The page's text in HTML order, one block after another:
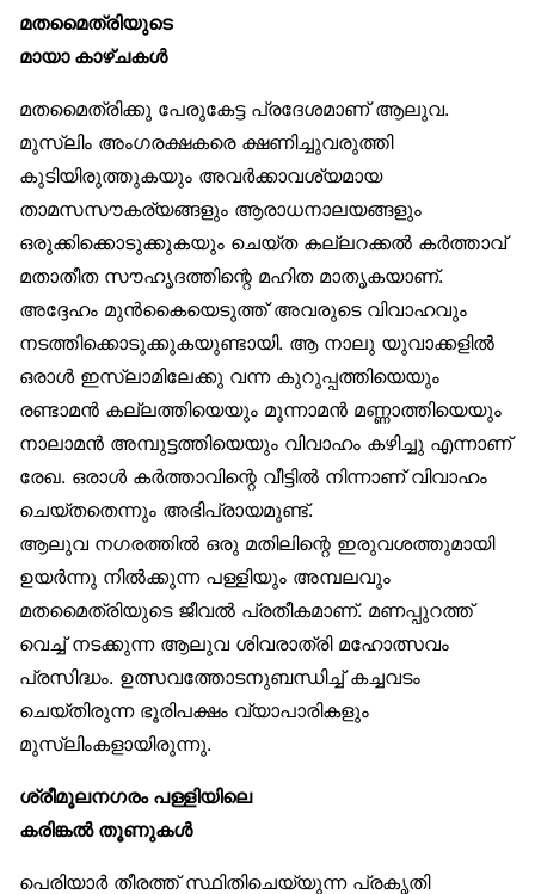
മതമൈത്രിയുടെ
മായാ കാഴ്ചകൾ
മതമൈത്രിക്കു പേരുകേട്ട പ്രദേശമാണ് ആലുവ.
മുസ്‌ലിം അംഗരക്ഷകരെ ക്ഷണിച്ചുവരുത്തി
കുടിയിരുത്തുകയും അവർക്കാവശ്യമായ
താമസസൗകര്യങ്ങളും ആരാധനാലയങ്ങളും
ഒരുക്കിക്കൊടുക്കുകയും ചെയ്ത കല്ലറക്കൽ കർത്താവ്
മതാതീത സൗഹൃദത്തിന്റെ മഹിത മാതൃകയാണ്.
അദ്ദേഹം മുൻകൈയെടുത്ത് അവരുടെ വിവാഹവും
നടത്തിക്കൊടുക്കുകയുണ്ടായി. ആ നാലു യുവാക്കളിൽ
ഒരാൾ ഇസ്‌ലാമിലേക്കു വന്ന കുറുപ്പത്തിയെയും
രണ്ടാമൻ കല്ലത്തിയെയും മൂന്നാമൻ മണ്ണാത്തിയെയും
നാലാമൻ അമ്പുട്ടത്തിയെയും വിവാഹം കഴിച്ചു എന്നാണ്
രേഖ. ഒരാൾ കർത്താവിന്റെ വീട്ടിൽ നിന്നാണ് വിവാഹം
ചെയ്തതെന്നും അഭിപ്രായമുണ്ട്.
ആലുവ നഗരത്തിൽ ഒരു മതിലിന്റെ ഇരുവശത്തുമായി
ഉയർന്നു നിൽക്കുന്ന പള്ളിയും അമ്പലവും
മതമൈത്രിയുടെ ജീവൽ പ്രതീകമാണ്. മണപ്പുറത്ത്
വെച്ച് നടക്കുന്ന ആലുവ ശിവരാത്രി മഹോത്സവം
പ്രസിദ്ധം. ഉത്സവത്തോടനുബന്ധിച്ച് കച്ചവടം
ചെയ്തിരുന്ന ഭൂരിപക്ഷം വ്യാപാരികളും
മുസ്‌ലിംകളായിരുന്നു.
ശ്രീമൂലനഗരം പള്ളിയിലെ
കരിങ്കൽ തൂണുകൾ
പെരിയാർ തീരത്ത് സ്ഥിതിചെയ്യുന്ന പ്രകൃതി